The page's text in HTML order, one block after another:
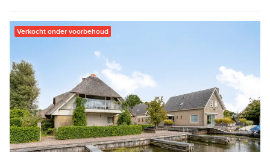
Verkocht onder voorbehoud